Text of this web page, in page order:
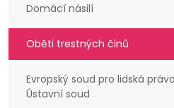
Domácí násilí
Oběti trestných činů
Evropský soud pro lidská
Ústavní soud